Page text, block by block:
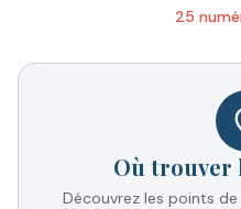
25
Où trouver
Découvrez les points